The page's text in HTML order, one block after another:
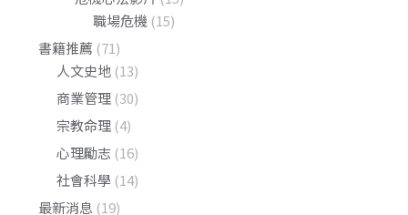
職場危機 (15)
書籍推薦 (71)
人文史地 (13)
商業管理 (30)
宗教命理 (4)
心理勵志 (16)
社會科學 (14)
最新消息 (19)